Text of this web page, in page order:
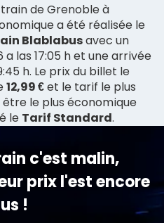
de Grenoble à
a été réalisée le
Blablabusavec un
las 17:05 h et une arrivée
h. Le prix du billet le
12,99 €et le tarif le plus
le plus économique
le Tarif Standard.
c'est malin,
prix l'est encore
!